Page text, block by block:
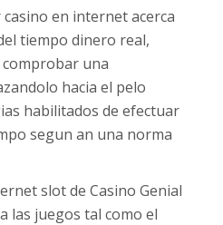
en internet acerca
tiempo dinero real,
una
hacia el pelo
habilitados de efectuar
segun an una norma
slot de Casino Genial
las juegos tal como el